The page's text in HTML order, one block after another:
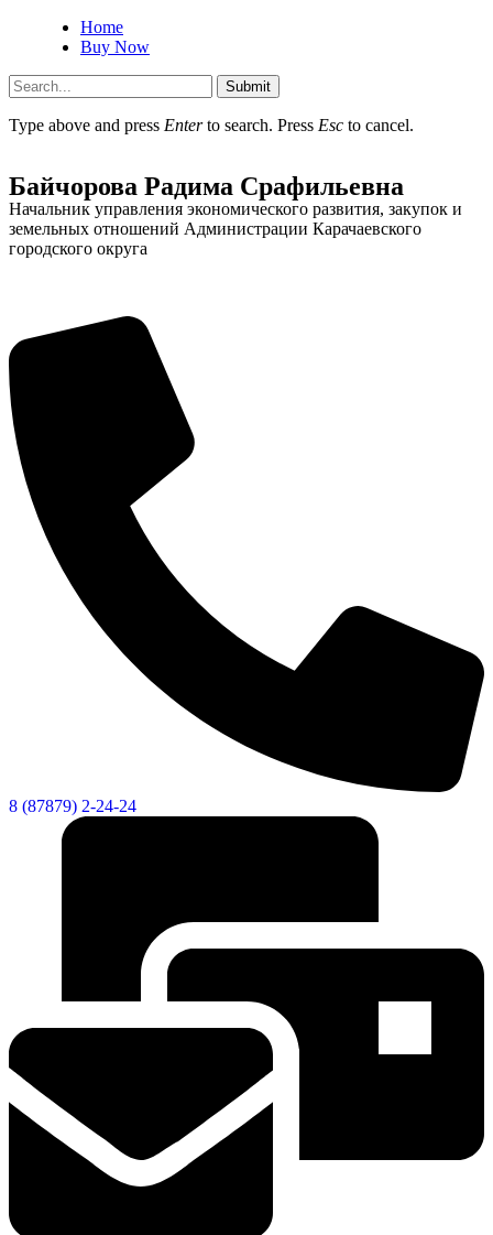
Home
Buy Now
Submit
Type above and press Enterto search. Press Esc to cancel.
Об округе
Дума
Байчорова Радима Срафильевна
Начальник управления экономического развития, закупок и
земельных отношений Администрации Карачаевского
городского округа
8 (87879) 2-24-24